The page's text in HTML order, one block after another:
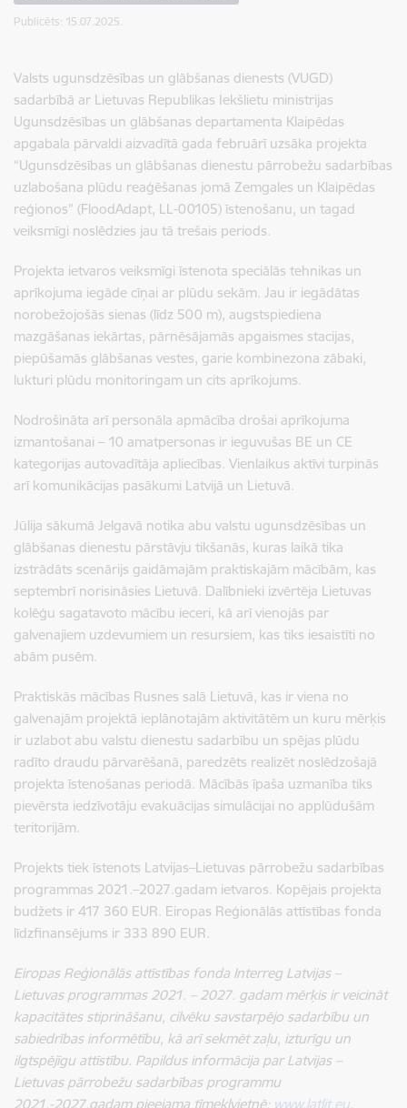
Publicēts: 15.07.2025.
Valsts ugunsdzēsības un glābšanas dienests (VUGD)
sadarbībā ar Lietuvas Republikas Iekšlietu ministrijas
Ugunsdzēsības un glābšanas departamenta Klaipēdas
apgabala pārvaldi aizvadītā gada februārī uzsāka projekta
“Ugunsdzēsības un glābšanas dienestu pārrobežu sadarbības
uzlabošana plūdu reaģēšanas jomā Zemgales un Klaipēdas
reģionos” (FloodAdapt, LL-00105) īstenošanu, un tagad
veiksmīgi noslēdzies jau tā trešais periods.
Projekta ietvaros veiksmīgi īstenota speciālās tehnikas un
aprīkojuma iegāde cīņai ar plūdu sekām. Jau ir iegādātas
norobežojošās sienas (līdz 500 m), augstspiediena
mazgāšanas iekārtas, pārnēsājamās apgaismes stacijas,
piepūšamās glābšanas vestes, garie kombinezona zābaki,
lukturi plūdu monitoringam un cits aprīkojums.
Nodrošināta arī personāla apmācība drošai aprīkojuma
izmantošanai – 10 amatpersonas ir ieguvušas BE un CE
kategorijas autovadītāja apliecības. Vienlaikus aktīvi turpinās
arī komunikācijas pasākumi Latvijā un Lietuvā.
Jūlija sākumā Jelgavā notika abu valstu ugunsdzēsības un
glābšanas dienestu pārstāvju tikšanās, kuras laikā tika
izstrādāts scenārijs gaidāmajām praktiskajām mācībām, kas
septembrī norisināsies Lietuvā. Dalībnieki izvērtēja Lietuvas
kolēģu sagatavoto mācību ieceri, kā arī vienojās par
galvenajiem uzdevumiem un resursiem, kas tiks iesaistīti no
abām pusēm.
Praktiskās mācības Rusnes salā Lietuvā, kas ir viena no
galvenajām projektā ieplānotajām aktivitātēm un kuru mērķis
ir uzlabot abu valstu dienestu sadarbību un spējas plūdu
radīto draudu pārvarēšanā, paredzēts realizēt noslēdzošajā
projekta īstenošanas periodā. Mācībās īpaša uzmanība tiks
pievērsta iedzīvotāju evakuācijas simulācijai no applūdušām
teritorijām.
Projekts tiek īstenots Latvijas–Lietuvas pārrobežu sadarbības
programmas 2021.–2027.gadam ietvaros. Kopējais projekta
budžets ir 417 360 EUR. Eiropas Reģionālās attīstības fonda
līdzfinansējums ir 333 890 EUR.
Eiropas Reģionālās attīstības fonda Interreg Latvijas –
Lietuvas programmas 2021. – 2027. gadam mērķis ir veicināt
kapacitātes stiprināšanu, cilvēku savstarpējo sadarbību un
sabiedrības informētību, kā arī sekmēt zaļu, izturīgu un
ilgtspējīgu attīstību. Papildus informācija par Latvijas –
Lietuvas pārrobežu sadarbības programmu
2021.-2027.gadam pieejama tīmekļvietnē: www.latlit.eu.